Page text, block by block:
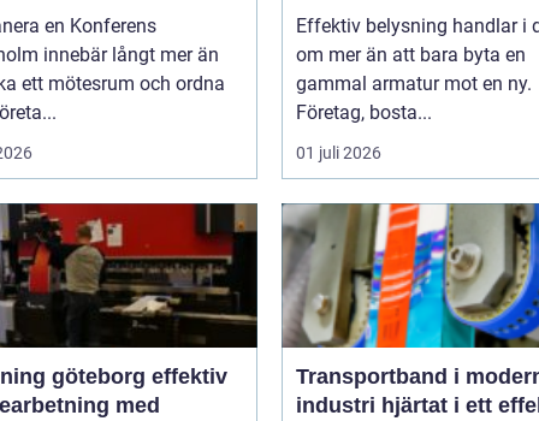
en Konferens
innebär långt mer än
ett mötesrum och ordna
Effektiv belysning handlar i
om mer än att bara byta en
gammal armatur mot en ny.
Företag, bosta...
01 juli 2026
göteborg effektiv
med
Transportband i
industri hjärtat i ett effektivt